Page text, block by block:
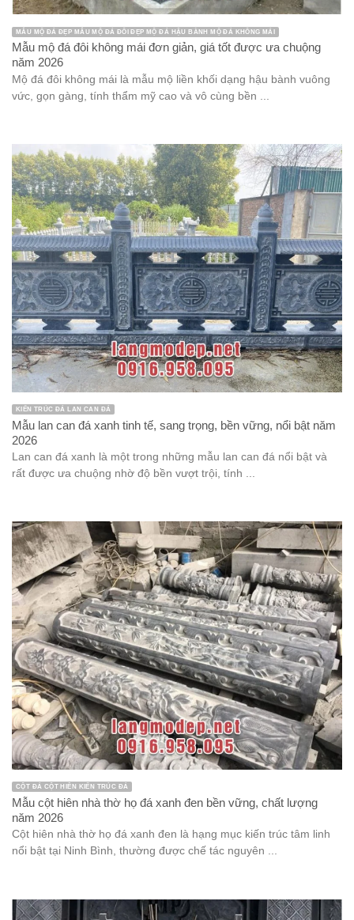
MẪU MỘ ĐÁ ĐẸP MẪU MỘ ĐÁ ĐÔI ĐẸP MỘ ĐÁ HẬU BÀNH MỘ ĐÁ KHÔNG MÁI
Mẫu mộ đá đôi không mái đơn giản, giá tốt được ưa chuộng
năm 2026
Mộ đá đôi không mái là mẫu mộ liền khối dạng hậu bành vuông
vức, gọn gàng, tính thẩm mỹ cao và vô cùng bền ...
KIẾN TRÚC ĐÁ LAN CAN ĐÁ
Mẫu lan can đá xanh tinh tế, sang trọng, bền vững, nổi bật năm
2026
Lan can đá xanh là một trong những mẫu lan can đá nổi bật và
rất được ưa chuộng nhờ độ bền vượt trội, tính ...
CỘT ĐÁ CỘT HIÊN KIẾN TRÚC ĐÁ
Mẫu cột hiên nhà thờ họ đá xanh đen bền vững, chất lượng
năm 2026
Cột hiên nhà thờ họ đá xanh đen là hạng mục kiến trúc tâm linh
nổi bật tại Ninh Bình, thường được chế tác nguyên ...